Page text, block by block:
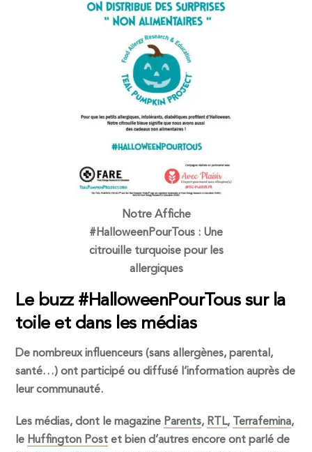
Notre Affiche
#HalloweenPourTous : Une
citrouille turquoise pour les
allergiques
Le buzz #HalloweenPourTous sur la
toile et dans les médias
De nombreux influenceurs (sans allergènes, parental,
santé…) ont participé ou diffusé l’information auprès de
leur communauté.
Les médias, dont le magazine Parents, RTL, Terrafemina,
le Huffington Post et bien d’autres encore ont parlé de